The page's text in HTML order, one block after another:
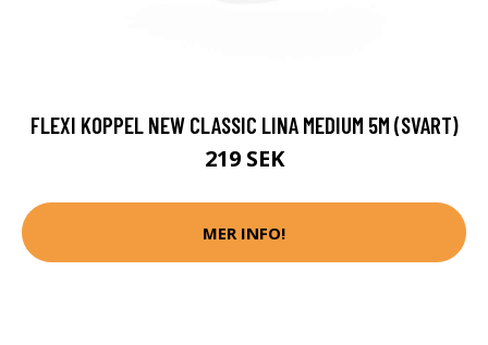
FLEXI KOPPEL NEW CLASSIC LINA MEDIUM 5M (SVART)
219 SEK
MER INFO!